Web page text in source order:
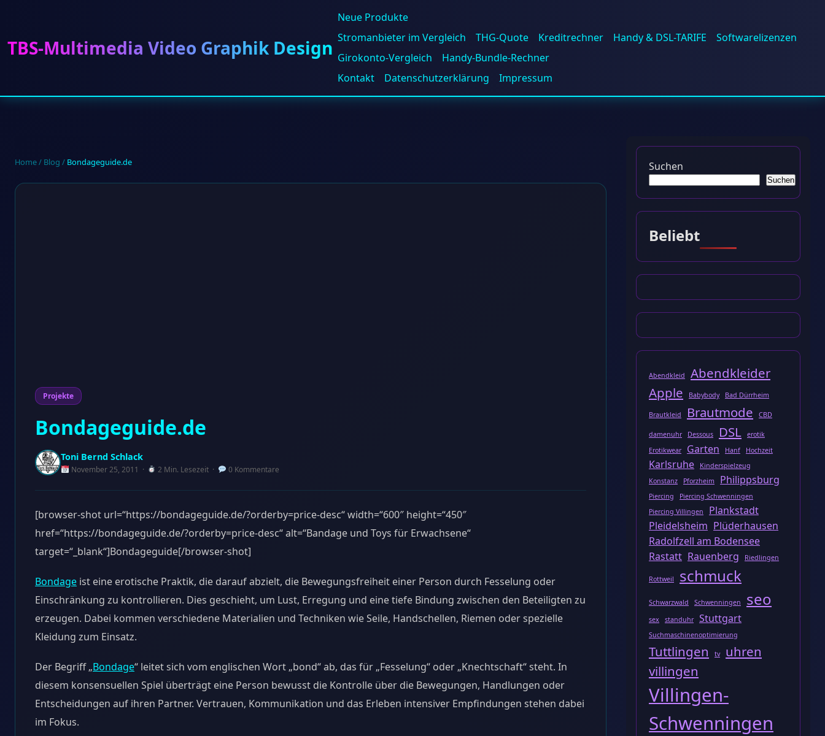
TBS-Multimedia Video Graphik Design
Neue Produkte
Stromanbieter im Vergleich
THG-Quote Kreditrechner Handy & DSL-TARIFE
Softwarelizenzen
Girokonto-Vergleich
Handy-Bundle-Rechner
Kontakt
Datenschutzerklärung Impressum
Home/ Blog / Bondageguide.de
Projekte
Bondageguide.de
Toni Bernd Schlack
November 25, 2011 · 2 Min. Lesezeit · 0 Kommentare
[browser-shot url=“https://bondageguide.de/?orderby=price-desc“ width=“600″ height=“450″
href=“https://bondageguide.de/?orderby=price-desc“ alt=“Bandage und Toys für Erwachsene“
target=“_blank“]Bondageguide[/browser-shot]
Bondage ist eine erotische Praktik, die darauf abzielt, die Bewegungsfreiheit einer Person durch Fesselung oder
Einschränkung zu kontrollieren. Dies geschieht, um Lust, Erregung und eine tiefe Bindung zwischen den Beteiligten zu
erzeugen. Dabei kommen verschiedene Materialien und Techniken wie Seile, Handschellen, Riemen oder spezielle
Kleidung zum Einsatz.
Der Begriff „Bondage“ leitet sich vom englischen Wort „bond“ ab, das für „Fesselung“ oder „Knechtschaft“ steht. In
diesem konsensuellen Spiel überträgt eine Person bewusst die Kontrolle über die Bewegungen, Handlungen oder
Entscheidungen auf ihren Partner. Vertrauen, Kommunikation und das Erleben intensiver Empfindungen stehen dabei
im Fokus.
Suchen
Suchen
Beliebt
Abendkleid
Abendkleider
Apple
Babybody Bad Dürrheim
Brautkleid Brautmode CBD
damenuhr Dessous DSL
erotik
Erotikwear
Garten Hanf Hochzeit
Karlsruhe
Kinderspielzeug
Konstanz
Pforzheim Philippsburg
Piercing
Piercing Schwenningen
Piercing Villingen
Plankstadt
Pleidelsheim Plüderhausen
Radolfzell am Bodensee
Rastatt Rauenberg Riedlingen
Rottweil schmuck
Schwarzwald Schwenningen seo
sex standuhr Stuttgart
Suchmaschinenoptimierung
Tuttlingen tv
uhren
villingen
Villingen-
Schwenningen